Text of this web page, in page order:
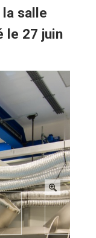
la salle
le 27 juin